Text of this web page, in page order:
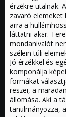
érzékre utalnak.
zavaró elemeket
arra a
láttatni akar.
mondanivalót
szélein túli
Jó érzékkel és
komponálja
formákat
részei, a
állomása. Aki a
tanulmányozza,